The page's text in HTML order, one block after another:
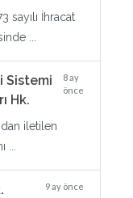
sayılı İhracat
...
Sistemi
Hk.
8 ay
önce
iletilen
9 ay önce